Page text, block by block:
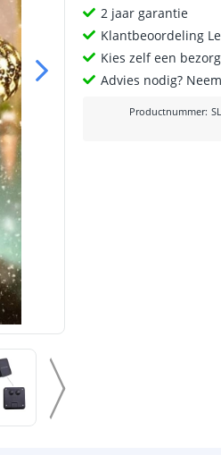
2 jaar garantie
Klantbeoordeling
Kies zelf een
Advies nodig?
Productnummer: